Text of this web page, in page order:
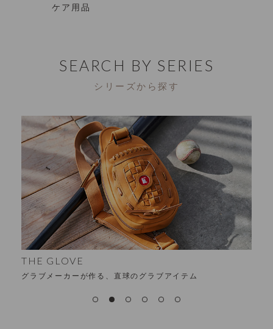
ケア用品
SEARCH BY SERIES
シリーズから探す
THE GLOVE
グラブメーカーが作る、直球のグラブアイテム